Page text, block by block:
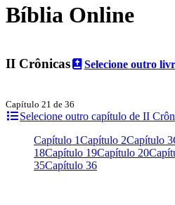
Bíblia Online
II Crônicas Selecione outro
Capítulo 21 de 36
Selecione outro capítulo de II
Capítulo 1Capítulo 2Capítulo 3
18Capítulo 19Capítulo 20
35Capítulo 36